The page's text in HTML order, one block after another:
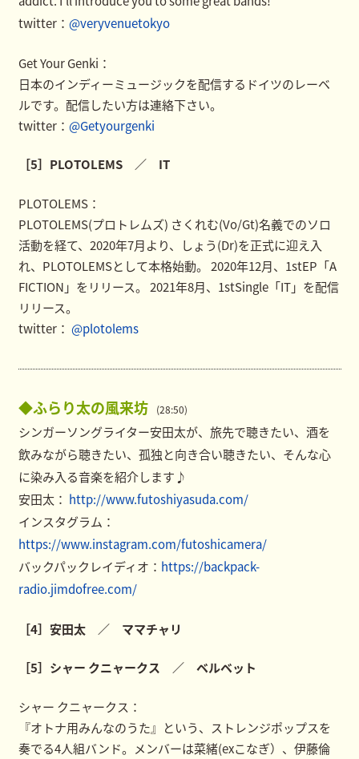
twitter： @veryvenuetokyo
Get Your Genki：
日本のインディーミュージックを配信するドイツのレーベ
ルです。配信したい方は連絡下さい。
twitter： @Getyourgenki
［5］PLOTOLEMS ／ IT
PLOTOLEMS：
PLOTOLEMS(プロトレムズ) さくれむ(Vo/Gt)名義でのソロ
活動を経て、2020年7月より、しょう(Dr)を正式に迎え入
れ、PLOTOLEMSとして本格始動。 2020年12月、1stEP「A
FICTION」をリリース。 2021年8月、1stSingle「IT」を配信
リリース。
twitter： @plotolems
◆ふらり太の風来坊 (28:50)
シンガーソングライター安田太が、旅先で聴きたい、酒を
飲みながら聴きたい、孤独と向き合い聴きたい、そんな心
に染み入る音楽を紹介します♪
安田太： http://www.futoshiyasuda.com/
インスタグラム：
https://www.instagram.com/futoshicamera/
バックパックレイディオ： https://backpack-
radio.jimdofree.com/
［4］安田太 ／ ママチャリ
［5］シャー クニャークス ／ ベルベット
シャー クニャークス：
『オトナ用みんなのうた』という、ストレンジポップスを
奏でる4人組バンド。メンバーは菜緒(exこなぎ）、伊藤倫